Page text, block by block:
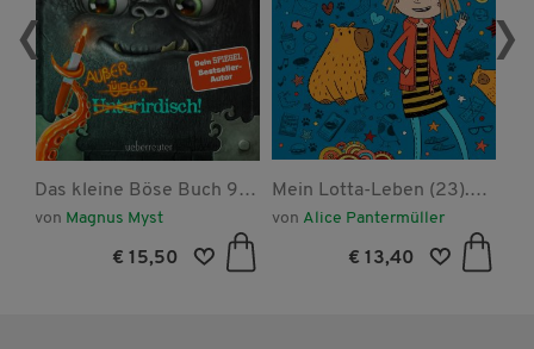
Das kleine Böse Buch 9 -
Außerirdisch! (Das kleine
Böse Buch, Bd. 9)
von Magnus Myst
€ 15,50
Mein Lotta-Leben (23).
Sayonara, Capybara!
von Alice Pantermüller
€ 13,40
‹ ›